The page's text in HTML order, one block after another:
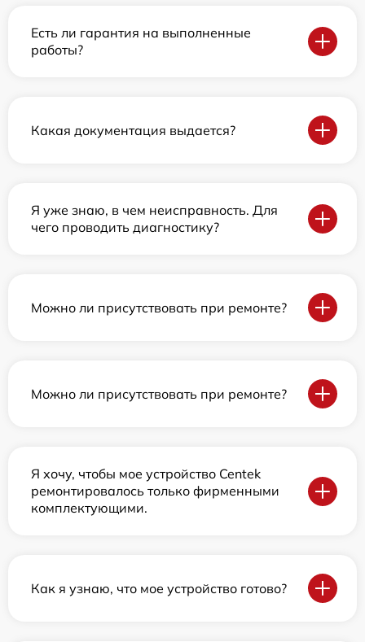
Есть ли гарантия на выполненные
работы?
Какая документация выдается?
Я уже знаю, в чем неисправность. Для
чего проводить диагностику?
Можно ли присутствовать при ремонте?
Можно ли присутствовать при ремонте?
Я хочу, чтобы мое устройство Centek
ремонтировалось только фирменными
комплектующими.
Как я узнаю, что мое устройство готово?